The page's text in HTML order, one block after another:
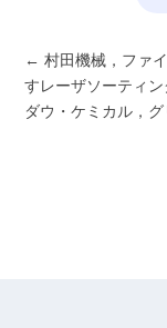
←村田機械，ファ
すレーザソーティ
ダウ・ケミカル，